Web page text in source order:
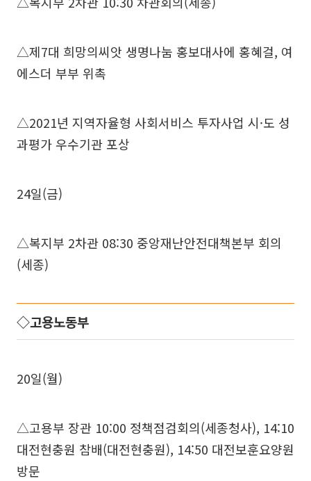
△제7대 희망의씨앗 생명나눔 홍보대사에 홍혜걸, 여
에스더 부부 위촉
△2021년 지역자율형 사회서비스 투자사업 시·도 성
과평가 우수기관 포상
24일(금)
△복지부 2차관 08:30 중앙재난안전대책본부 회의
(세종)
◇고용노동부
20일(월)
△고용부 장관 10:00 정책점검회의(세종청사), 14:10
대전현충원 참배(대전현충원), 14:50 대전보훈요양원
방문